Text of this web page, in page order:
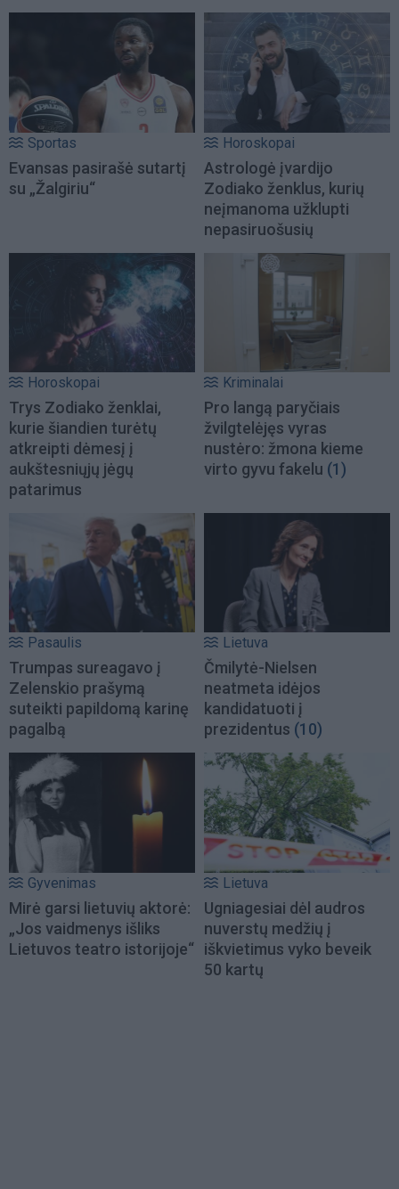
Sportas
Evansas pasirašė sutartį
su „Žalgiriu“
Horoskopai
Astrologė įvardijo
Zodiako ženklus, kurių
neįmanoma užklupti
nepasiruošusių
Horoskopai
Trys Zodiako ženklai,
kurie šiandien turėtų
atkreipti dėmesį į
aukštesniųjų jėgų
patarimus
Kriminalai
Pro langą paryčiais
žvilgtelėjęs vyras
nustėro: žmona kieme
virto gyvu fakelu (1)
Pasaulis
Trumpas sureagavo į
Zelenskio prašymą
suteikti papildomą karinę
pagalbą
Lietuva
Čmilytė-Nielsen
neatmeta idėjos
kandidatuoti į
prezidentus (10)
Gyvenimas
Mirė garsi lietuvių aktorė:
„Jos vaidmenys išliks
Lietuvos teatro istorijoje“
Lietuva
Ugniagesiai dėl audros
nuverstų medžių į
iškvietimus vyko beveik
50 kartų